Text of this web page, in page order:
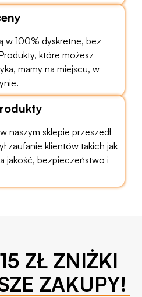
w 100% dyskretne, bez
które możesz
mamy na miejscu, w
naszym sklepie przeszedł
zaufanie klientów takich jak
jakość, bezpieczeństwo i
ZŁ ZNIŻKI
ZAKUPY!